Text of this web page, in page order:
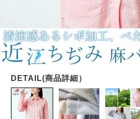
春 夏 秋
ガールズパジャ
柄物
売れ筋ランキング
- Item Ranking -
すべてのメン
ズ
パジャマ
長袖 半
前開き か